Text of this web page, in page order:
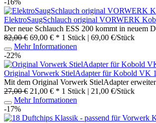
ElektroSaugSchlauch original VORWERK
Der neue Schlauch ESS 200 kommt in neuem
82,00 € 69,00 € * 1 Stück | 69,00 €/Stück
Mehr Informationen
-22%
Original Vorwerk StielAdapter für Kobold VK
Mit dem Original Vorwerk StielAdapter
27,00 € 21,00 € * 1 Stück | 21,00 €/Stück
Mehr Informationen
-17%